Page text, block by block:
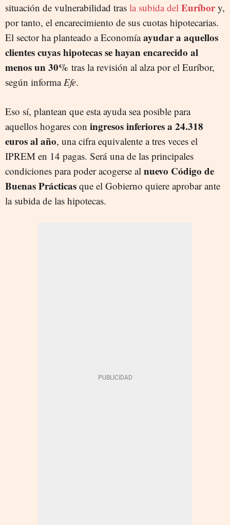
situación de vulnerabilidad tras la subida del Euríbory,
por tanto, el encarecimiento de sus cuotas hipotecarias.
El sector ha planteado a Economíaayudar a aquellos
clientes cuyas hipotecas se hayan encarecido al
menos un 30% tras la revisión al alza por el Euríbor,
según informaEfe.
Eso sí, plantean que esta ayuda sea posible para
aquellos hogares con ingresos inferiores a 24.318
euros al año, una cifra equivalente a tres veces el
IPREM en 14 pagas. Será una de las principales
condiciones para poder acogerse al nuevo Código de
Buenas Prácticas que el Gobierno quiere aprobar ante
la subida de las hipotecas.